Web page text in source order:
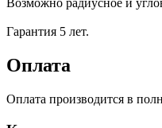
Возможно радиусное и
Гарантия 5 лет.
Оплата
Оплата производится в